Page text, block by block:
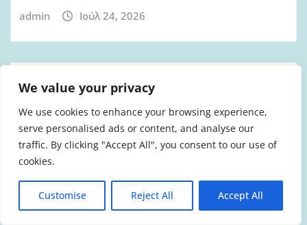
We value your privacy
We use cookies to enhance your browsing experience,
serve personalised ads or content, and analyse our
traffic. By clicking "Accept All", you consent to our use of
cookies.
Customise Reject All Accept All
admin Ιούλ 24, 2026